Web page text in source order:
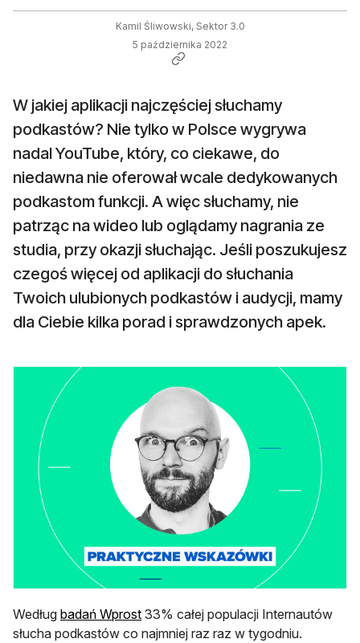
Kamil Śliwowski, Sektor 3.0
5 października 2022
W jakiej aplikacji najczęściej słuchamy
podkastów? Nie tylko w Polsce wygrywa
nadal YouTube, który, co ciekawe, do
niedawna nie oferował wcale dedykowanych
podkastom funkcji. A więc słuchamy, nie
patrząc na wideo lub oglądamy nagrania ze
studia, przy okazji słuchając. Jeśli poszukujesz
czegoś więcej od aplikacji do słuchania
Twoich ulubionych podkastów i audycji, mamy
dla Ciebie kilka porad i sprawdzonych apek.
Według badań Wprostotwiera się w nowej karcie
33% całej populacji Internautów
słucha podkastów co najmniej raz raz w tygodniu.